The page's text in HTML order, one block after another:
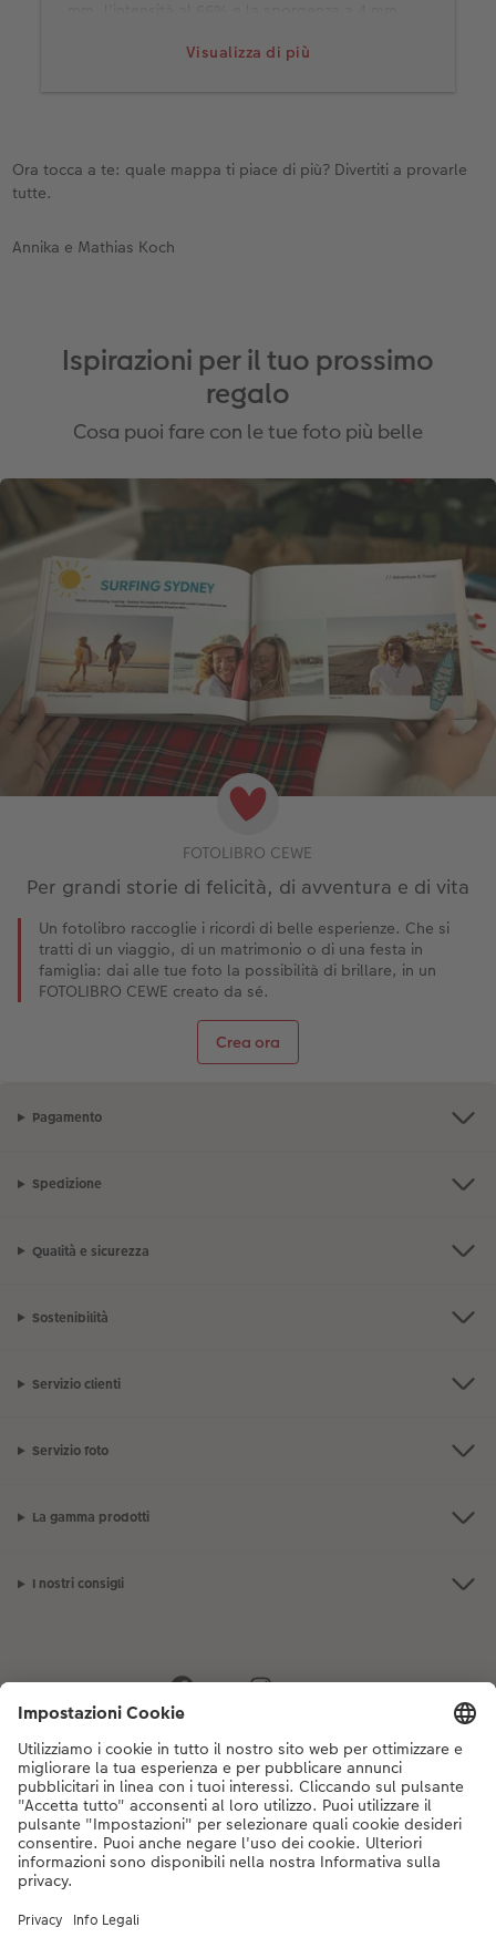
Visualizza di più
Ora tocca a te: quale mappa ti piace di più? Divertiti a provarle
tutte.
Annika e Mathias Koch
Ispirazioni per il tuo prossimo
regalo
Cosa puoi fare con le tue foto più belle
FOTOLIBRO CEWE
Per grandi storie di felicità, di avventura e di vita
Un fotolibro raccoglie i ricordi di belle esperienze. Che si
tratti di un viaggio, di un matrimonio o di una festa in
famiglia: dai alle tue foto la possibilità di brillare, in un
FOTOLIBRO CEWE creato da sé.
Crea ora
Pagamento
Spedizione
Qualità e sicurezza
Sostenibilità
Servizio clienti
Servizio foto
La gamma prodotti
I nostri consigli
Se hai domande sui prodotti o sull'ordine, non esitare a contattarci dal
lunedì alla domenica dalle 9:00 alle 20:00 (esclusi i giorni festivi) al
numero di telefono
044 499 10 35 dal lunedì alla domenica, dalle 9:00 alle
20:00 (festività escluse)
DE|FR|IT